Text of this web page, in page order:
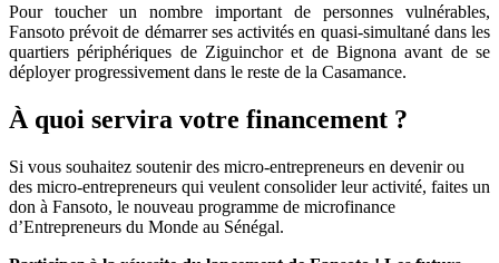
Pour toucher un nombre important de personnes vulnérables,
Fansoto prévoit de démarrer ses activités en quasi-simultané dans les
quartiers périphériques de Ziguinchor et de Bignona avant de se
déployer progressivement dans le reste de la Casamance.
À quoi servira votre financement ?
Si vous souhaitez soutenir des micro-entrepreneurs en devenir ou
des micro-entrepreneurs qui veulent consolider leur activité, faites un
don à Fansoto, le nouveau programme de microfinance
d’Entrepreneurs du Monde au Sénégal.